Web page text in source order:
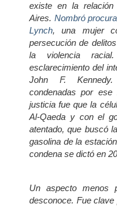
existe en la relación
Aires. Nombró
Lynch, una mujer
persecución de
la violencia
esclarecimiento del
John F.
condenadas por
justicia fue que la
Al-Qaeda y con el
atentado, que buscó
gasolina de la
condena se dictó en
Un aspecto menos
desconoce. Fue clave